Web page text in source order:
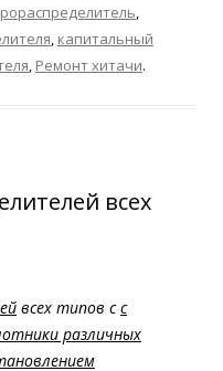
капитальный
Ремонт хитачи.
всех
всех типов сс
различных